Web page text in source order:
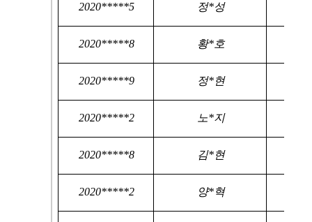
2020*****5 정*성
2020*****8 황*호
2020*****9 정*현
2020*****2 노*지
2020*****8 김*현
2020*****2 양*혁